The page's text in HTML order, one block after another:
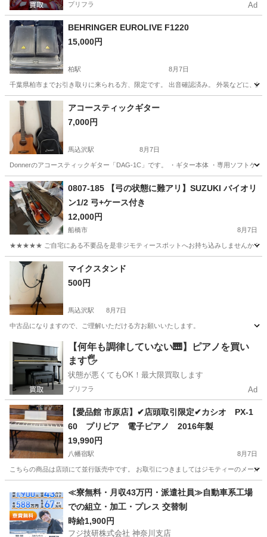
プリフラ Ad
BEHRINGER EUROLIVE F1220
15,000円
柏駅 8月7日
千葉県柏市までお引き取りに来られる方、限定です。 出音確認済み。 外装などに、
千葉 柏市 エフェクター、PA機器
アコースティックギター
7,000円
馬込沢駅 8月7日
Donnerのアコースティックギター「DAG-1C」です。 ・ギター本体 ・専用ソフトケ
千葉 鎌ケ谷市 弦楽器、ギター
アコースティックギター
0807-185 【弓の状態に難アリ】SUZUKI バイオリ
ン1/2 弓+ケース付き
12,000円
船橋市 8月7日
★★★★★ ご自宅にある不要品を是非ジモティースポットへお持ち込みしませんか？
千葉 船橋市 弦楽器、ギター
マイクスタンド
500円
馬込沢駅 8月7日
中古品になりますので、ご理解いただける方お願いいたします。
千葉 鎌ケ谷市 馬込沢駅 アクセサリー
【何年も調律していない🎹】ピアノを買い
ます🖐️
状態が悪くてもOK！最大限買取します
プリフラ Ad
【愛品館 市原店】✔店頭取引限定✔カシオ PX-1
60 プリビア 電子ピアノ 2016年製
19,990円
八幡宿駅 8月7日
こちらの商品は店頭にて並行販売中です。 お取引につきましてはジモティーのメー
八幡宿駅 鍵盤楽器、ピアノ 商品
≪寮無料・月収43万円・派遣社員≫自動車系工場
での組立・加工・プレス 交替制
時給1,900円
フジ技研株式会社 神奈川支店